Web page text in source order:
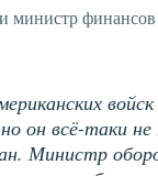
министр
он всё-таки
Министр